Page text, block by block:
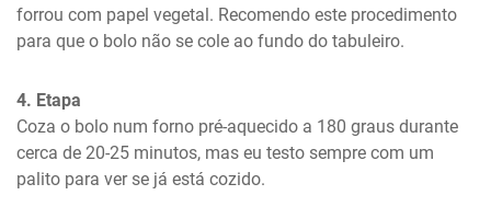
forrou com papel vegetal. Recomendo este procedimento
para que o bolo não se cole ao fundo do tabuleiro.
4. Etapa
Coza o bolo num forno pré-aquecido a 180 graus durante
cerca de 20-25 minutos, mas eu testo sempre com um
palito para ver se já está cozido.